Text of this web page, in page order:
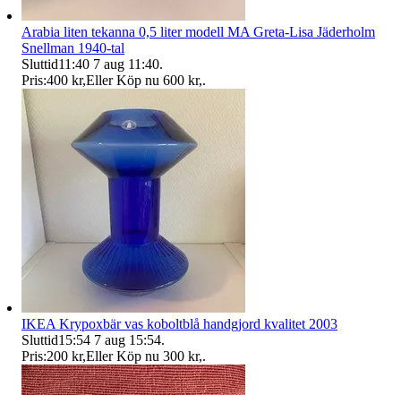
Arabia liten tekanna 0,5 liter modell MA Greta-Lisa Jäderholm
Snellman 1940-tal
Sluttid11:40 7 aug 11:40.
Pris:400 kr,Eller Köp nu 600 kr,.
IKEA Krypoxbär vas koboltblå handgjord kvalitet 2003
Sluttid15:54 7 aug 15:54.
Pris:200 kr,Eller Köp nu 300 kr,.